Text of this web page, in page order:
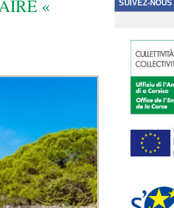
«
SUIVEZ-NOUS